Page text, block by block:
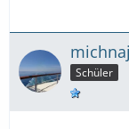
michnaja
Schüler